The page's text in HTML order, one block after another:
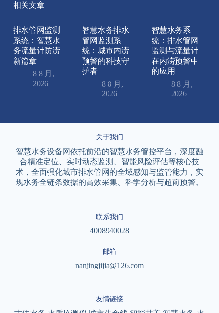
相关文章
排水管网监测
系统：智慧水
务流量计防涝
新篇章
8 8 月,
2026
智慧水务排水
管网监测系
统：城市内涝
预警的科技守
护者
8 8 月,
2026
智慧水务系
统：排水管网
监测与流量计
在内涝预警中
的应用
8 8 月,
2026
关于我们
智慧水务设备网依托前沿的智慧水务管控平台，深度融
合精准定位、实时动态监测、智能风险评估等核心技
术，全面强化城市排水管网的全域感知与监管能力，实
现水务全链条数据的高效采集、科学分析与超前预警。
联系我们
4008940028
邮箱
nanjingjijia@126.com
友情链接